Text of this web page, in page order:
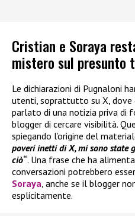
Cristian e Soraya
mistero sul presunto
Le dichiarazioni di Pugnaloni
utenti, soprattutto su X, dove
parlato di una notizia priva di
blogger di cercare visibilità.
spiegando l’origine del
poveri inetti di X, mi sono state
ciò“. Una frase che ha
conversazioni potrebbero
Soraya, anche se il blogger
esplicitamente.